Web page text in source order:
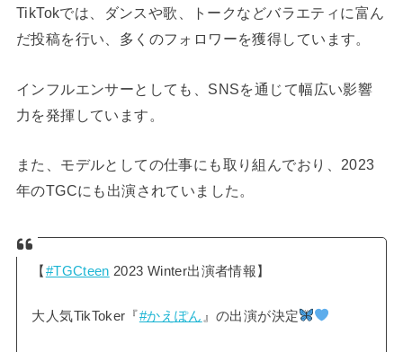
TikTokでは、ダンスや歌、トークなどバラエティに富ん
だ投稿を行い、多くのフォロワーを獲得しています。
インフルエンサーとしても、SNSを通じて幅広い影響
力を発揮しています。
また、モデルとしての仕事にも取り組んでおり、2023
年のTGCにも出演されていました。
【 #TGCteen 2023 Winter出演者情報】
大人気TikToker『#かえぽん 』の出演が決定